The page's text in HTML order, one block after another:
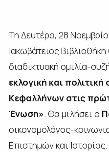
Τη Δευτέρα, 28
Ιακωβάτειος
διαδικτυακή ομιλία-
εκλογική και
Κεφαλλήνων στις
Ένωση» . Θα μιλήσει ο
οικονομολόγος-
Επιστημών και Ιστορίας.